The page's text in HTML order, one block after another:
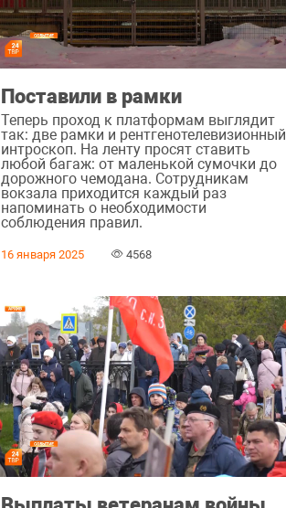
Поставили в рамки
Теперь проход к платформам выглядит
так: две рамки и рентгенотелевизионный
интроскоп. На ленту просят ставить
любой багаж: от маленькой сумочки до
дорожного чемодана. Сотрудникам
вокзала приходится каждый раз
напоминать о необходимости
соблюдения правил.
16 января 2025 4568